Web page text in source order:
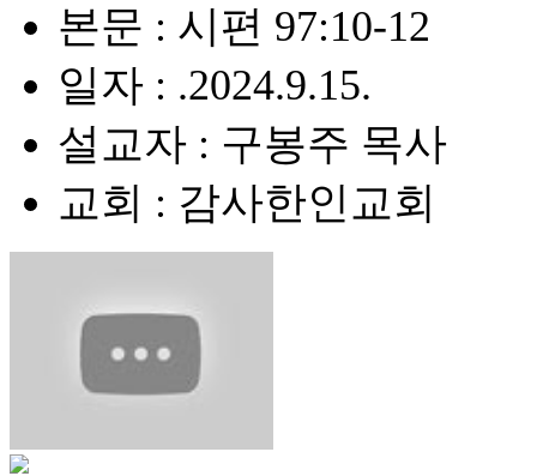
본문 : 시편 97:10-12
일자 : .2024.9.15.
설교자 : 구봉주 목사
교회 : 감사한인교회